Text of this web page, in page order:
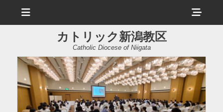
ュ
ヘ
ッ
ー
サ
イ
ド
カトリック新潟教区
Catholic Diocese of Niigata